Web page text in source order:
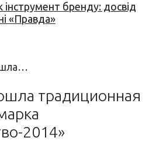
інструмент бренду: досвід
«Правда»
традиционная
2014»